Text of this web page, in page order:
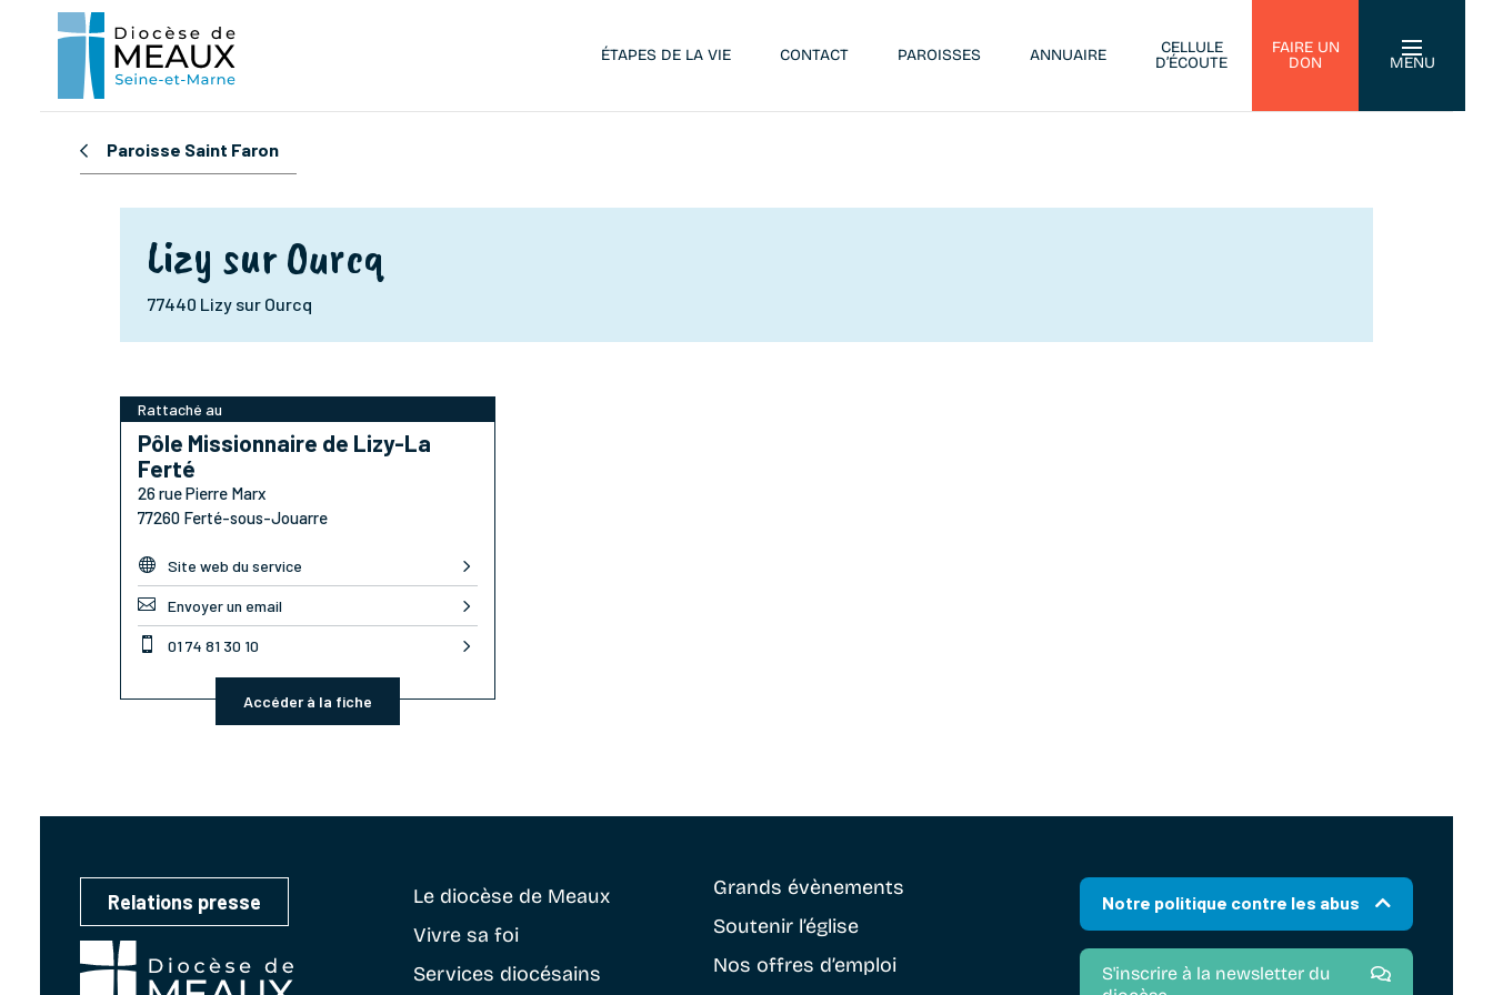
ÉTAPES DE LA VIE CONTACT PAROISSES ANNUAIRE
CELLULE
D’ÉCOUTE
FAIRE UN
DON
MENU
Paroisse Saint Faron
Lizy sur Ourcq
77440 Lizy sur Ourcq
Rattaché au
Pôle Missionnaire de Lizy-La
Ferté
26 rue Pierre Marx
77260 Ferté-sous-Jouarre
 Site web du service
 Envoyer un email
 01 74 81 30 10
Accéder à la fiche
Relations presse Le diocèse de Meaux
Vivre sa foi
Services diocésains
Grands évènements
Soutenir l’église
Nos offres d’emploi
Notre politique contre les abus
S'inscrire à la newsletter du